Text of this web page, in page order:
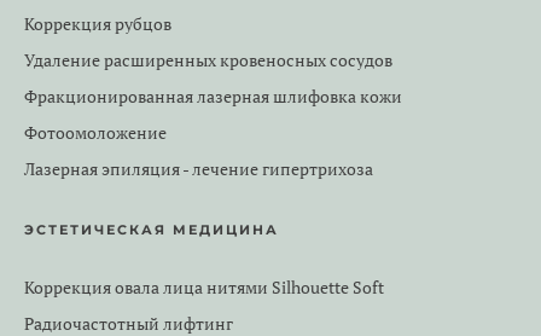
Коррекция рубцов
Удаление расширенных кровеносных сосудов
Фракционированная лазерная шлифовка кожи
Фотоомоложение
Лазерная эпиляция - лечение гипертрихоза
ЭСТЕТИЧЕСКАЯ МЕДИЦИНА
Коррекция овала лица нитями Silhouette Soft
Радиочастотный лифтинг